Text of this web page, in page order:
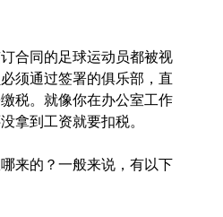
合同的足球运动员都被视
须通过签署的俱乐部，直
税。就像你在办公室工作
拿到工资就要扣税。
来的？一般来说，有以下